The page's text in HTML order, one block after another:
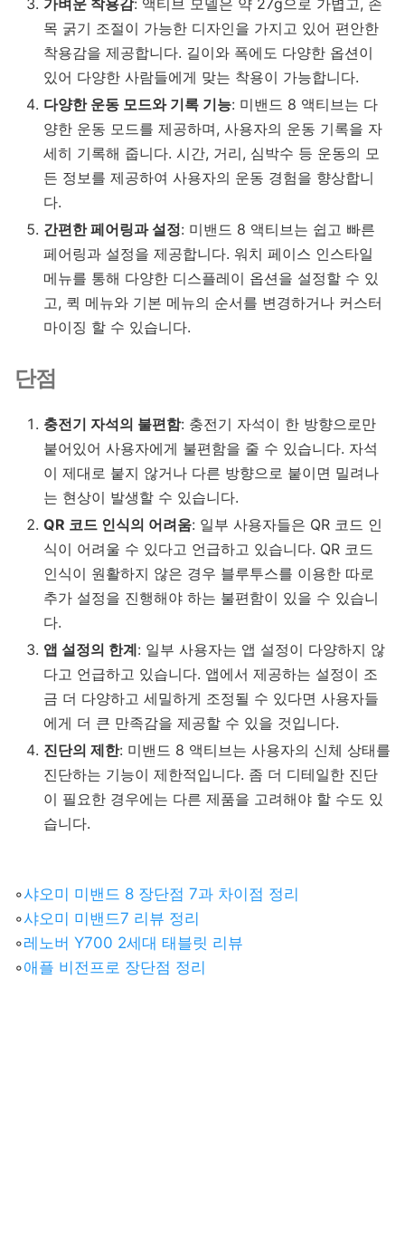
목 굵기 조절이 가능한 디자인을 가지고 있어 편안한
착용감을 제공합니다. 길이와 폭에도 다양한 옵션이
있어 다양한 사람들에게 맞는 착용이 가능합니다.
다양한 운동 모드와 기록 기능: 미밴드 8 액티브는 다
양한 운동 모드를 제공하며, 사용자의 운동 기록을 자
세히 기록해 줍니다. 시간, 거리, 심박수 등 운동의 모
든 정보를 제공하여 사용자의 운동 경험을 향상합니
다.
간편한 페어링과 설정: 미밴드 8 액티브는 쉽고 빠른
페어링과 설정을 제공합니다. 워치 페이스 인스타일
메뉴를 통해 다양한 디스플레이 옵션을 설정할 수 있
고, 퀵 메뉴와 기본 메뉴의 순서를 변경하거나 커스터
마이징 할 수 있습니다.
단점
충전기 자석의 불편함: 충전기 자석이 한 방향으로만
붙어있어 사용자에게 불편함을 줄 수 있습니다. 자석
이 제대로 붙지 않거나 다른 방향으로 붙이면 밀려나
는 현상이 발생할 수 있습니다.
QR 코드 인식의 어려움: 일부 사용자들은 QR 코드 인
식이 어려울 수 있다고 언급하고 있습니다. QR 코드
인식이 원활하지 않은 경우 블루투스를 이용한 따로
추가 설정을 진행해야 하는 불편함이 있을 수 있습니
다.
앱 설정의 한계: 일부 사용자는 앱 설정이 다양하지 않
다고 언급하고 있습니다. 앱에서 제공하는 설정이 조
금 더 다양하고 세밀하게 조정될 수 있다면 사용자들
에게 더 큰 만족감을 제공할 수 있을 것입니다.
진단의 제한: 미밴드 8 액티브는 사용자의 신체 상태를
진단하는 기능이 제한적입니다. 좀 더 디테일한 진단
이 필요한 경우에는 다른 제품을 고려해야 할 수도 있
습니다.
◦샤오미 미밴드 8 장단점 7과 차이점 정리
◦샤오미 미밴드7 리뷰 정리
◦레노버 Y700 2세대 태블릿 리뷰
◦애플 비전프로 장단점 정리